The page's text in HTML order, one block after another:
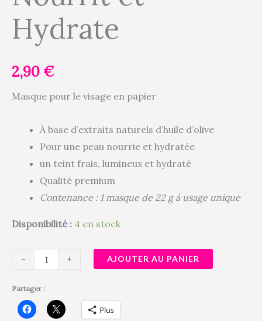
Hydrate
2,90€
Masque pour le visage en papier
À base d’extraits naturels d’huile d’olive
Pour une peau nourrie et hydratée
un teint frais, lumineux et hydraté
Qualité premium
Contenance : 1 masque de 22 g à usage unique
Disponibilité : 4 en stock
- + AJOUTER AU PANIER
Partager :
Plus